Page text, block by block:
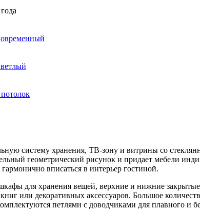
систему хранения, ТВ-зону и витрины со
геометрический рисунок и придает мебели
вписаться в интерьер гостиной.
для хранения вещей, верхние и нижние
или декоративных аксессуаров. Большое
петлями с доводчиками для плавного и